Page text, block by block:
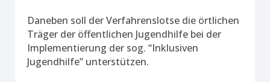
Daneben soll der Verfahrenslotse die örtlichen
Träger der öffentlichen Jugendhilfe bei der
Implementierung der sog. “Inklusiven
Jugendhilfe” unterstützen.